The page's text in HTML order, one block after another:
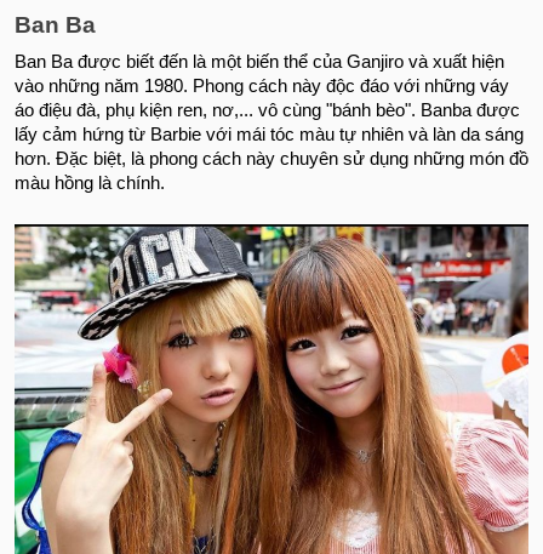
Ban Ba
Ban Ba được biết đến là một biến thể của Ganjiro và xuất hiện
vào những năm 1980. Phong cách này độc đáo với những váy
áo điệu đà, phụ kiện ren, nơ,... vô cùng "bánh bèo". Banba được
lấy cảm hứng từ Barbie với mái tóc màu tự nhiên và làn da sáng
hơn. Đặc biệt, là phong cách này chuyên sử dụng những món đồ
màu hồng là chính.